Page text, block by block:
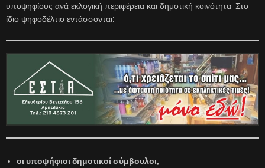
υποψηφίους ανά εκλογική περιφέρεια και δημοτική κοινότητα. Στο
ίδιο ψηφοδέλτιο εντάσσονται:
οι υποψήφιοι δημοτικοί σύμβουλοι,